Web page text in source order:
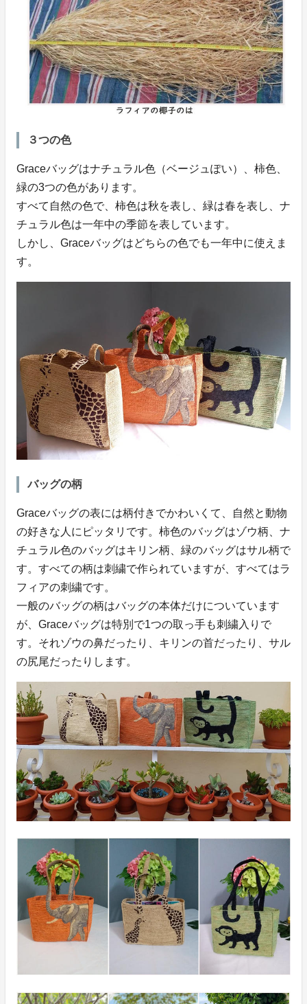
３つの色
Graceバッグはナチュラル色（ベージュぽい）、柿色、
緑の3つの色があります。
すべて自然の色で、柿色は秋を表し、緑は春を表し、ナ
チュラル色は一年中の季節を表しています。
しかし、Graceバッグはどちらの色でも一年中に使えま
す。
バッグの柄
Graceバッグの表には柄付きでかわいくて、自然と動物
の好きな人にピッタリです。柿色のバッグはゾウ柄、ナ
チュラル色のバッグはキリン柄、緑のバッグはサル柄で
す。すべての柄は刺繍で作られていますが、すべてはラ
フィアの刺繍です。
一般のバッグの柄はバッグの本体だけについています
が、Graceバッグは特別で1つの取っ手も刺繍入りで
す。それゾウの鼻だったり、キリンの首だったり、サル
の尻尾だったりします。